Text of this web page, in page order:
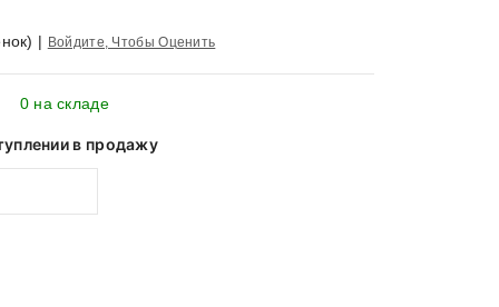
| Войдите, Чтобы Оценить
0 на складе
в продажу